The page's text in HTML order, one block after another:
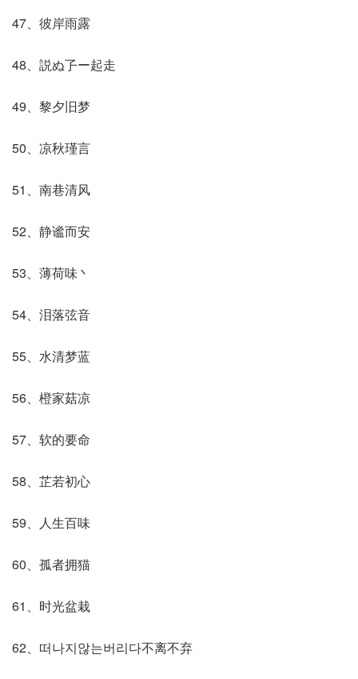
47、彼岸雨露
48、説ぬ孒ー起走
49、黎夕旧梦
50、凉秋瑾言
51、南巷清风
52、静谧而安
53、薄荷味丶
54、泪落弦音
55、水清梦蓝
56、橙家菇凉
57、软的要命
58、芷若初心
59、人生百味
60、孤者拥猫
61、时光盆栽
62、떠나지않는버리다不离不弃